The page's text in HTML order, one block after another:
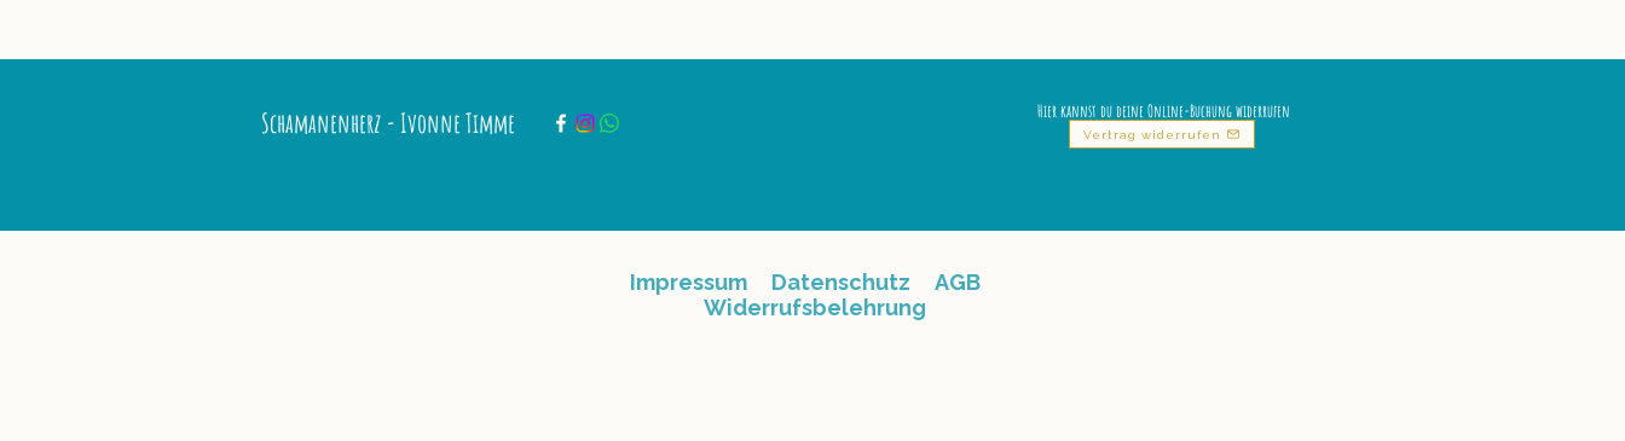
Schamanenherz - Ivonne Timme Hier kannst du deine Online-Buchung widerrufen
Vertrag widerrufen
Impressum Datenschutz
AGB
Widerrufsbelehrung